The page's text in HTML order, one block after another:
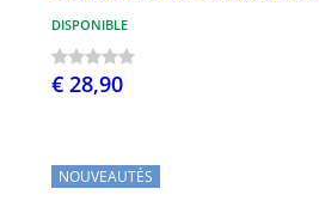
DISPONIBLE
€ 28,90
NOUVEAUTÉS